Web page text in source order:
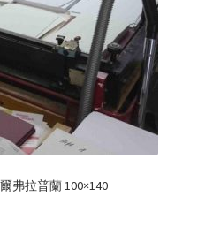
弗拉普蘭 100×140